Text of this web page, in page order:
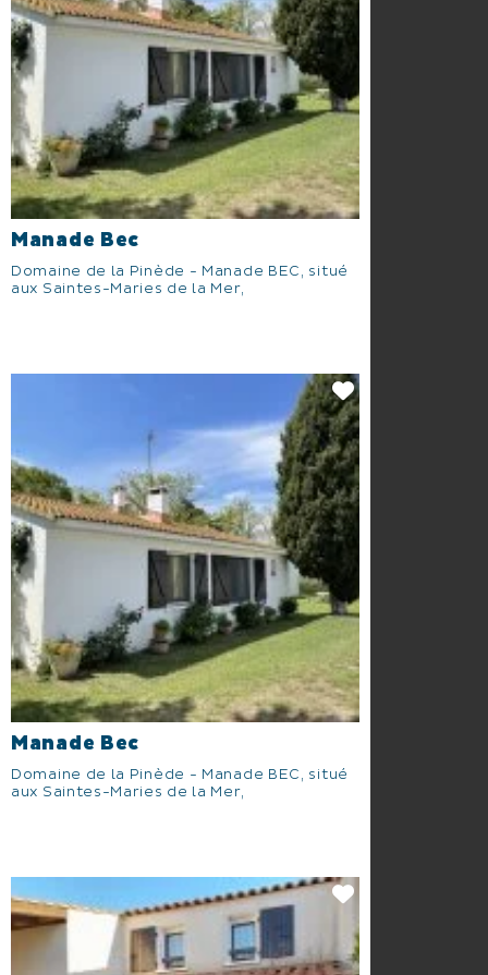
Manade Bec
Domaine de la Pinède - Manade BEC, situé
aux Saintes-Maries de la Mer,
Manade Bec
Domaine de la Pinède - Manade BEC, situé
aux Saintes-Maries de la Mer,